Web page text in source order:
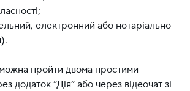
електронний або нотаріально
можна пройти двома простими
додаток “Дія” або через відеочат зі